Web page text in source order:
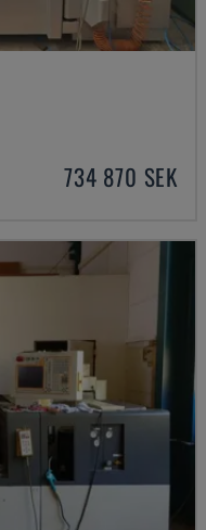
734 870 SEK